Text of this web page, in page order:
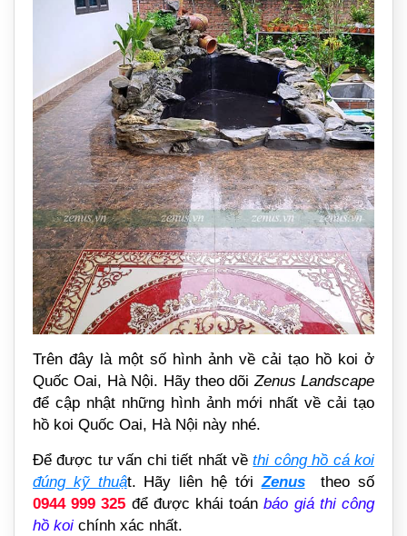
Trên đây là một số hình ảnh về cải tạo hồ koi ở
Quốc Oai, Hà Nội. Hãy theo dõi Zenus Landscape
để cập nhật những hình ảnh mới nhất về cải tạo
hồ koi Quốc Oai, Hà Nội này nhé.
Để được tư vấn chi tiết nhất vềthi công hồ cá koi
đúng kỹ thuật. Hãy liên hệ tớiZenus
theo số
0944 999 325 để được khái toánbáo giá thi công
hồ koi chính xác nhất.